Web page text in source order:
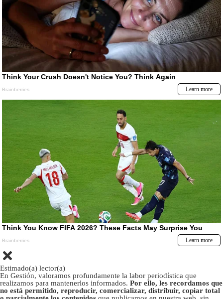
Estimado(a) lector(a)
En Gestión, valoramos profundamente la labor periodística que
realizamos para mantenerlos informados. Por ello, les recordamos que
no está permitido, reproducir, comercializar, distribuir, copiar total